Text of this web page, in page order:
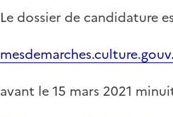
Le dossier de candidature
avant le 15 mars 2021